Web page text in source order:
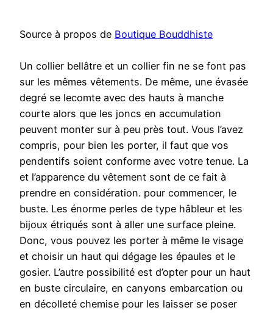
Source à propos de Boutique Bouddhiste
Un collier bellâtre et un collier fin ne se font pas
sur les mêmes vêtements. De même, une évasée
degré se lecomte avec des hauts à manche
courte alors que les joncs en accumulation
peuvent monter sur à peu près tout. Vous l’avez
compris, pour bien les porter, il faut que vos
pendentifs soient conforme avec votre tenue. La
et l’apparence du vêtement sont de ce fait à
prendre en considération. pour commencer, le
buste. Les énorme perles de type hâbleur et les
bijoux étriqués sont à aller une surface pleine.
Donc, vous pouvez les porter à même le visage
et choisir un haut qui dégage les épaules et le
gosier. L’autre possibilité est d’opter pour un haut
en buste circulaire, en canyons embarcation ou
en décolleté chemise pour les laisser se poser